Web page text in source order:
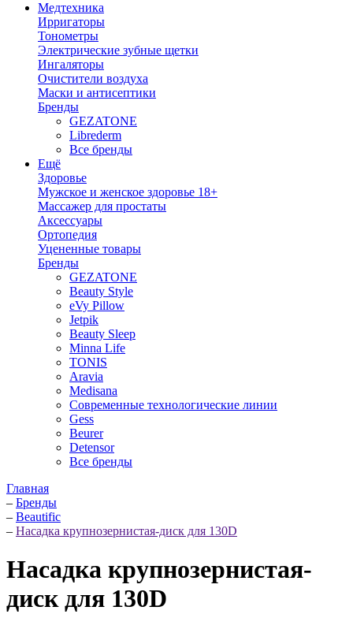
Медтехника
Ирригаторы
Тонометры
Электрические зубные щетки
Ингаляторы
Очистители воздуха
Маски и антисептики
Бренды
GEZATONE
Librederm
Все бренды
Ещё
Здоровье
Мужское и женское здоровье 18+
Массажер для простаты
Аксессуары
Ортопедия
Уцененные товары
Бренды
GEZATONE
Beauty Style
eVy Pillow
Jetpik
Beauty Sleep
Minna Life
TONIS
Aravia
Medisana
Современные технологические линии
Gess
Beurer
Detensor
Все бренды
Главная
– Бренды
– Beautific
– Насадка крупнозернистая-диск для 130D
Насадка крупнозернистая-
диск для 130D